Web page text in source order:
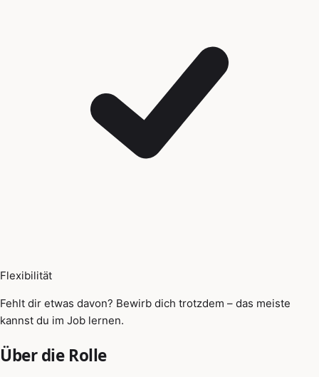
Flexibilität
Fehlt dir etwas davon? Bewirb dich trotzdem – das meiste
kannst du im Job lernen.
Über die Rolle